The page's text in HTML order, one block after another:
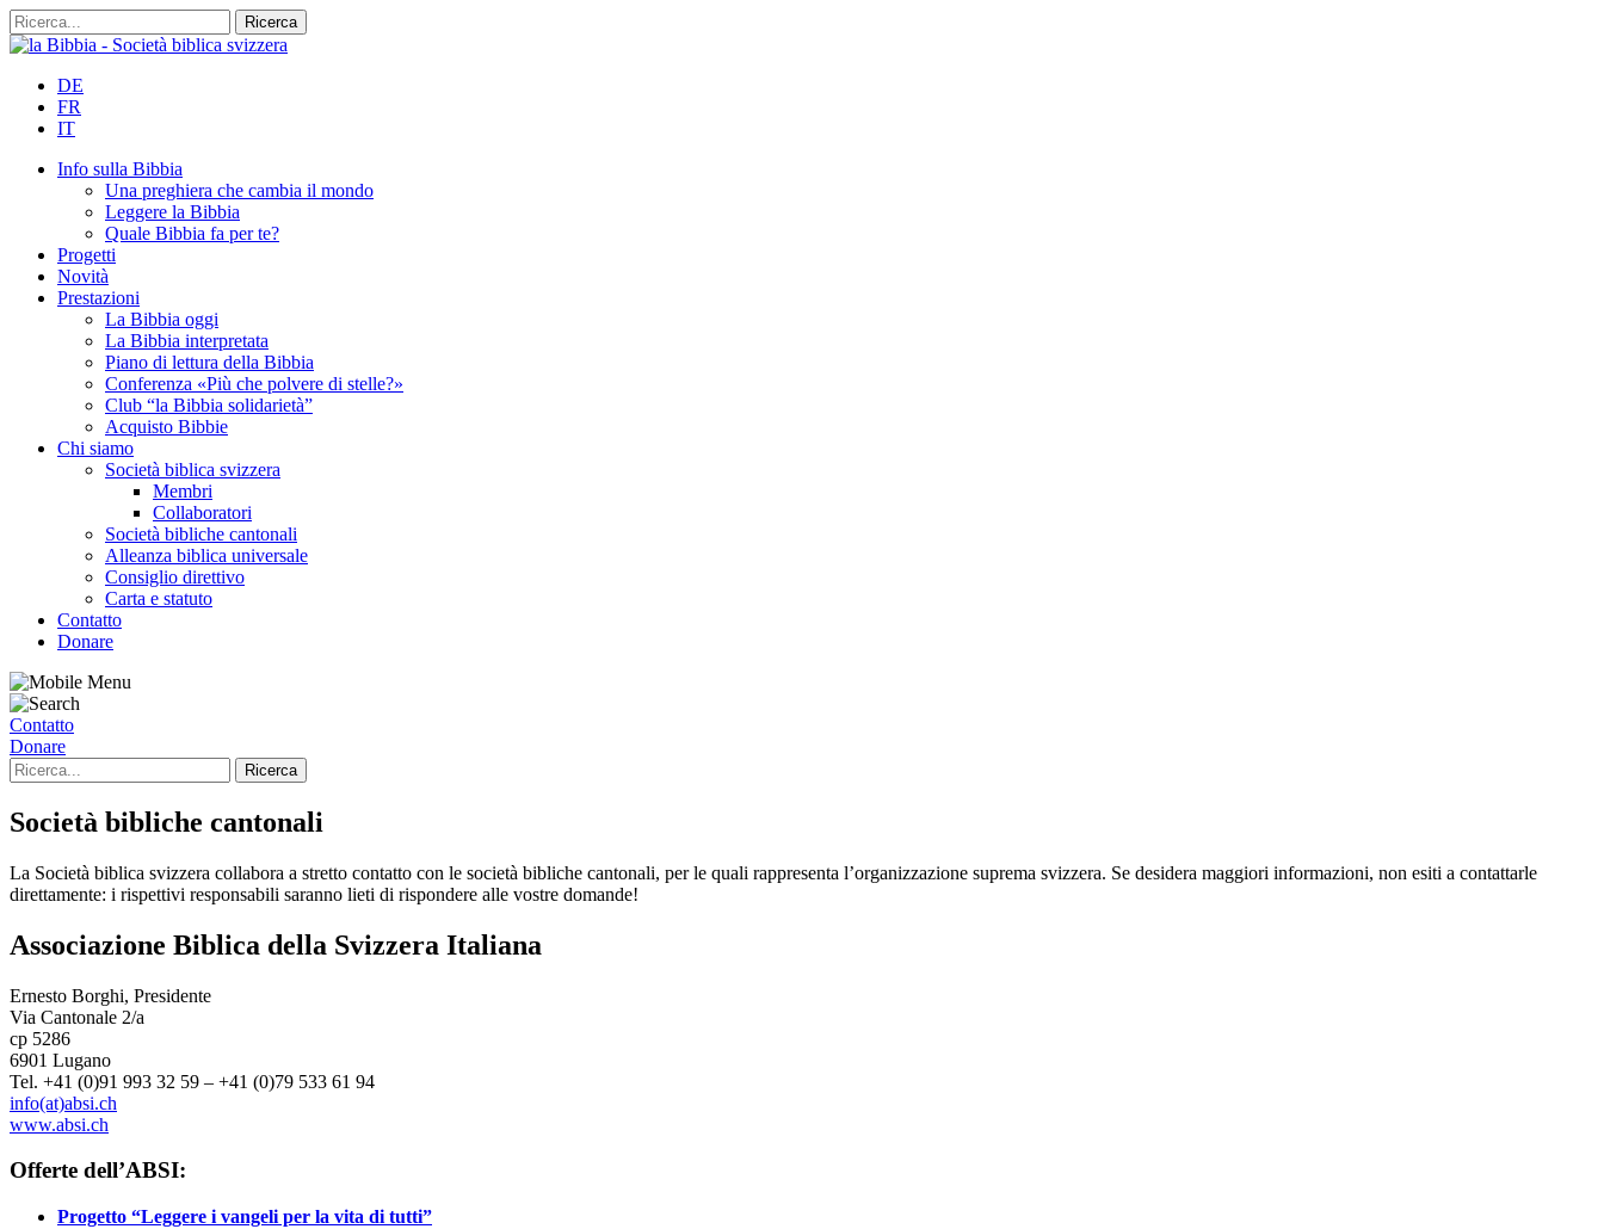
DE
FR
IT
Info sulla Bibbia
Una preghiera che cambia il mondo
Leggere la Bibbia
Quale Bibbia fa per te?
Progetti
Novità
Prestazioni
La Bibbia oggi
La Bibbia interpretata
Piano di lettura della Bibbia
Conferenza «Più che polvere di stelle?»
Club “la Bibbia solidarietà”
Acquisto Bibbie
Chi siamo
Società biblica svizzera
Membri
Collaboratori
Società bibliche cantonali
Alleanza biblica universale
Consiglio direttivo
Carta e statuto
Contatto
Donare
Contatto
Donare
Società bibliche cantonali
La Società biblica svizzera collabora a stretto contatto con le società bibliche cantonali, per le quali rappresenta l’organizzazione suprema svizzera. Se desidera maggiori informazioni, non esiti a contattarle
direttamente: i rispettivi responsabili saranno lieti di rispondere alle vostre domande!
Associazione Biblica della Svizzera Italiana
Ernesto Borghi, Presidente
Via Cantonale 2/a
cp 5286
6901 Lugano
Tel. +41 (0)91 993 32 59 – +41 (0)79 533 61 94
info(at)absi.ch
www.absi.ch
Offerte dell’ABSI:
Progetto “Leggere i vangeli per la vita di tutti”